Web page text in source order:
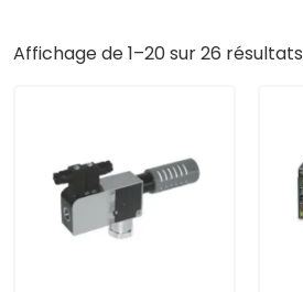
Affichage de 1–20 sur 26 résultats